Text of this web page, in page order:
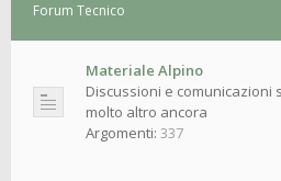
Forum Tecnico
Materiale Alpino
Discussioni e comunicazioni
molto altro ancora
Argomenti: 337